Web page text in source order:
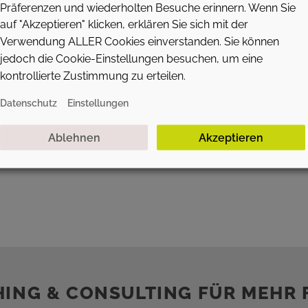
& CONSULTING FÜR MEHR
Präferenzen und wiederholten Besuche erinnern. Wenn Sie
auf "Akzeptieren" klicken, erklären Sie sich mit der
Verwendung ALLER Cookies einverstanden. Sie können
jedoch die Cookie-Einstellungen besuchen, um eine
kontrollierte Zustimmung zu erteilen.
Datenschutz Einstellungen
Ablehnen Akzeptieren